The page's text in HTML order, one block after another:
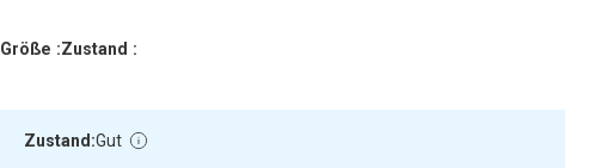
Größe :Zustand :
Zustand:Gut